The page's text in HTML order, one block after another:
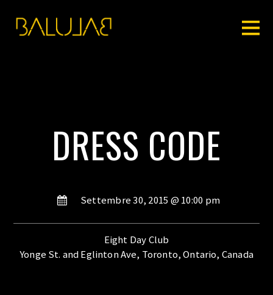
DRESS CODE
Settembre 30, 2015 @ 10:00 pm
Eight Day Club
Yonge St. and Eglinton Ave, Toronto, Ontario, Canada